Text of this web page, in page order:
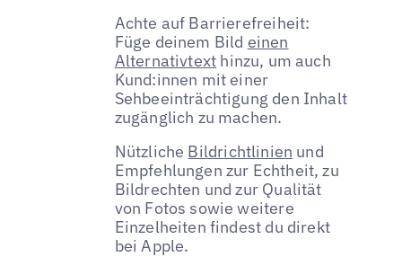
Achte auf Barrierefreiheit:
Füge deinem Bild einen
Alternativtext hinzu, um auch
Kund:innen mit einer
Sehbeeinträchtigung den Inhalt
zugänglich zu machen.
Nützliche Bildrichtlinien und
Empfehlungen zur Echtheit, zu
Bildrechten und zur Qualität
von Fotos sowie weitere
Einzelheiten findest du direkt
bei Apple.